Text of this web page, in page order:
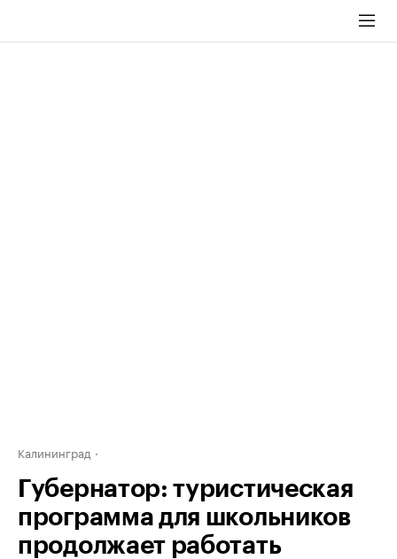
Калининград
Губернатор: туристическая
программа для школьников
продолжает работать